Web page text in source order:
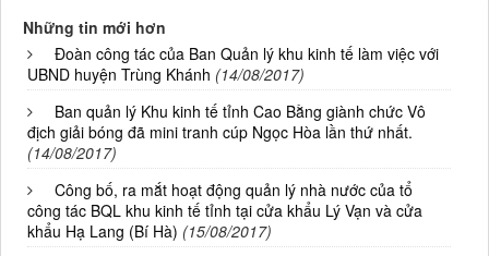
Những tin mới hơn
Đoàn công tác của Ban Quản lý khu kinh tế làm việc với
UBND huyện Trùng Khánh (14/08/2017)
Ban quản lý Khu kinh tế tỉnh Cao Bằng giành chức Vô
địch giải bóng đã mini tranh cúp Ngọc Hòa lần thứ nhất.
(14/08/2017)
Công bố, ra mắt hoạt động quản lý nhà nước của tổ
công tác BQL khu kinh tế tỉnh tại cửa khẩu Lý Vạn và cửa
khẩu Hạ Lang (Bí Hà) (15/08/2017)